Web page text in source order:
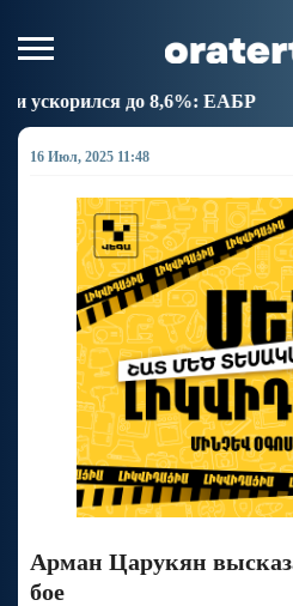
ЕАБР 16:39 Трамп: США
16 Июл, 2025 11:48
Арман Царукян
бое